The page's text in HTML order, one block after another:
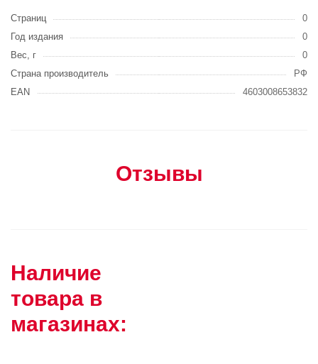
Страниц
0
Год издания
0
Вес, г
0
Страна производитель
РФ
EAN
4603008653832
Отзывы
Наличие
товара в
магазинах: